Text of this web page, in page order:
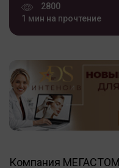
2800
1 мин на прочтение
Компания МЕГАСТОМ